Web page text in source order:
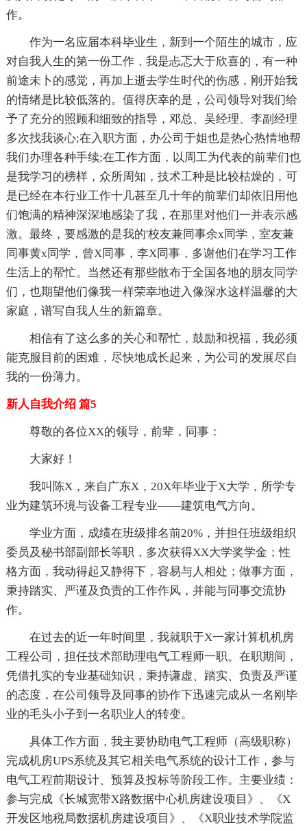
作。
作为一名应届本科毕业生，新到一个陌生的城市，应
对自我人生的第一份工作，我是忐忑大于欣喜的，有一种
前途未卜的感觉，再加上逝去学生时代的伤感，刚开始我
的情绪是比较低落的。值得庆幸的是，公司 领导对我们给
予了充分的照顾和细致的指导，邓总、吴经理、李副经理
多次找我谈心;在入职方面，办公司于姐也是热心热情地帮
我们办理各种手续;在工作方面，以周工为代表的前辈们也
是我学习的榜样，众所周知，技术工种是比较枯燥的，可
是已经在本行业工作十几甚至几十年的前辈们却依旧用他
们饱满的精神深深地感染了我，在那里对他们一并表示感
激。最终，要感激的是我的'校友兼同事余x同学，室友兼
同事黄x同学，曾X同事，李X同事，多谢他们在学习工作
生活上的帮忙。当然还有那些散布于全国各地的朋友同学
们，也期望他们像我一样荣幸地进入像深水这样温馨的大
家庭，谱写自我人生的新篇章。
相信有了这么多的关心和帮忙，鼓励和祝福，我必须
能克服目前的困难，尽快地成长起来，为公司的发展尽自
我的一份薄力。
新人自我介绍 篇5
尊敬的各位XX的领导，前辈，同事：
大家好！
我叫陈X，来自广东X，20X年毕业于X大学，所学专
业为建筑环境与设备工程专业——建筑电气方向。
学业方面，成绩在班级排名前20%，并担任班级组织
委员及秘书部副部长等职，多次获得XX大学奖学金；性
格方面，我动得起又静得下，容易与人相处；做事方面，
秉持踏实、严谨及负责的工作作风，并能与同事交流协
作。
在过去的近一年时间里，我就职于X一家计算机机房
工程公司，担任技术部助理电气工程师一职。在职期间，
凭借扎实的专业基础知识，秉持谦虚、踏实、负责及严谨
的态度，在公司 领导及同事的协作下迅速完成从一名刚毕
业的毛头小子到一名职业人的转变。
具体工作方面，我主要协助电气工程师（高级职称）
完成机房UPS系统及其它相关电气系统的设计工作，参与
电气工程前期设计、预算及投标等阶段工作。主要业绩：
参与完成《长城宽带X路数据中心机房建设项目》、《X
开发区地税局数据机房建设项目》、《X职业技术学院监